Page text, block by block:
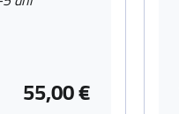
55,00 €